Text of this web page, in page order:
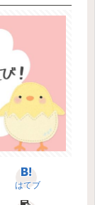
はてブ